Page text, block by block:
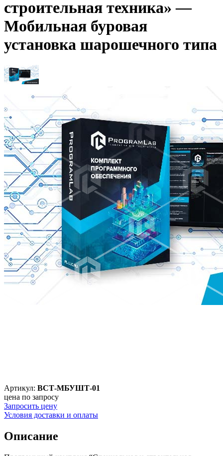
строительная техника» —
Мобильная буровая
установка шарошечного типа
Артикул: ВСТ-МБУШТ-01
цена по запросу
Запросить цену
Условия доставки и оплаты
Описание